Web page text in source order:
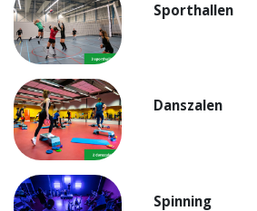
Sporthallen
Danszalen
Spinning